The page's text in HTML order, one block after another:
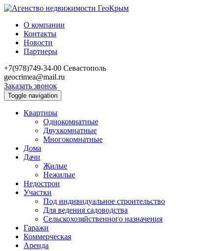
О компании
Контакты
Новости
Партнеры
+7(978)749-34-00 Севастополь
geocrimea@mail.ru
Заказать звонок
Toggle navigation
Квартиры
Однокомнатные
Двухкомнатные
Многокомнатные
Дома
Дачи
Жилые
Нежилые
Недострои
Участки
Под индивидуальное строительство
Для ведения садоводства
Сельскохозяйственного назначения
Гаражи
Коммерческая
Аренда